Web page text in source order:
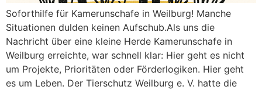
Soforthilfe für Kamerunschafe in Weilburg! Manche
Situationen dulden keinen Aufschub.Als uns die
Nachricht über eine kleine Herde Kamerunschafe in
Weilburg erreichte, war schnell klar: Hier geht es nicht
um Projekte, Prioritäten oder Förderlogiken. Hier geht
es um Leben. Der Tierschutz Weilburg e. V. hatte die